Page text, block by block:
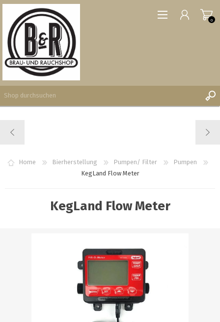
WUNSCHLISTE
0
0
Home Bierherstellung Pumpen/ Filter
Pumpen
KegLand Flow Meter
KegLand Flow Meter